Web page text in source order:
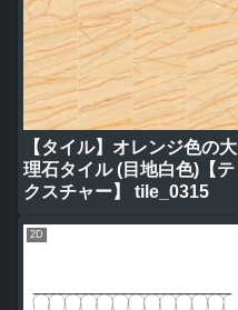
【タイル】オレンジ色の大
理石タイル (目地白色)【テ
クスチャー】 tile_0315
2D